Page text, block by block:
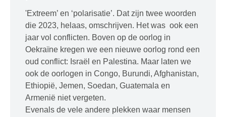
'Extreem’ en ‘polarisatie’. Dat zijn twee woorden
die 2023, helaas, omschrijven. Het was ook een
jaar vol conflicten. Boven op de oorlog in
Oekraïne kregen we een nieuwe oorlog rond een
oud conflict: Israël en Palestina. Maar laten we
ook de oorlogen in Congo, Burundi, Afghanistan,
Ethiopië, Jemen, Soedan, Guatemala en
Armenië niet vergeten.
Evenals de vele andere plekken waar mensen